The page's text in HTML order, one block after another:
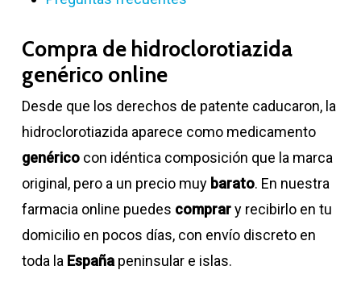
Compra de hidroclorotiazida
genérico online
Desde que los derechos de patente caducaron, la
hidroclorotiazida aparece como medicamento
genéricocon idéntica composición que la marca
original, pero a un precio muy barato. En nuestra
farmacia online puedes comprary recibirlo en tu
domicilio en pocos días, con envío discreto en
toda la Españapeninsular e islas.